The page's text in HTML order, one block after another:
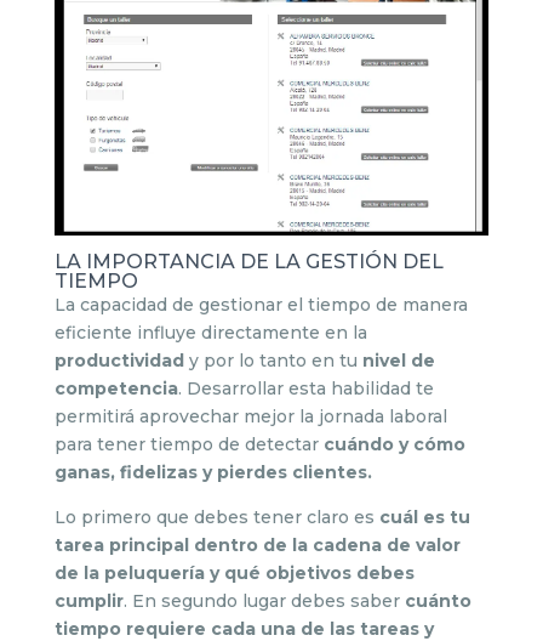
LA IMPORTANCIA DE LA GESTIÓN DEL
TIEMPO
La capacidad de gestionar el tiempo de manera
eficiente influye directamente en la
productividady por lo tanto en tu nivel de
competencia. Desarrollar esta habilidad te
permitirá aprovechar mejor la jornada laboral
para tener tiempo de detectar cuándo y cómo
ganas, fidelizas y pierdes clientes.
Lo primero que debes tener claro es cuál es tu
tarea principal dentro de la cadena de valor
de la peluquería y qué objetivos debes
cumplir. En segundo lugar debes saber cuánto
tiempo requiere cada una de las tareas y